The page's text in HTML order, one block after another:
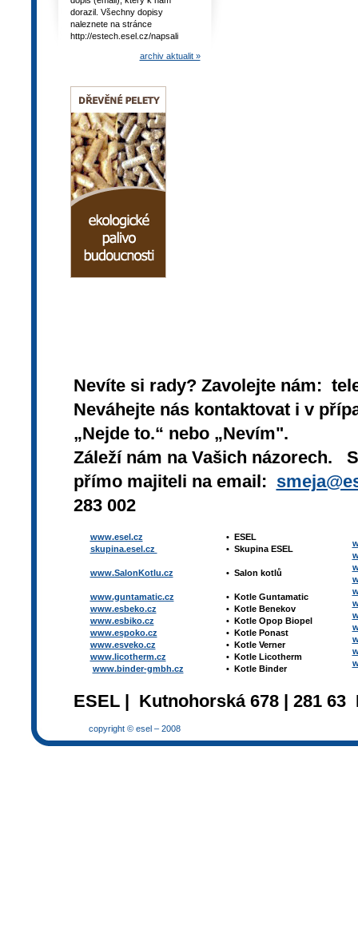
dorazil. Všechny dopisy
naleznete na stránce
http://estech.esel.cz/napsali
archiv aktualit »
Nevíte si rady? Zavolejte nám:
Neváhejte nás kontaktovat i v
„Nejde to.“ nebo „Nevím".
Záleží nám na Vašich názorech.
přímo majiteli na email:
283 002
www.esel.cz
skupina.esel.cz
www.SalonKotlu.cz
www.guntamatic.cz
www.esbeko.cz
www.esbiko.cz
www.espoko.cz
www.esveko.cz
www.licotherm.cz
www.binder-gmbh.cz
• ESEL
• Skupina ESEL
• Salon kotlů
• Kotle Guntamatic
• Kotle Benekov
• Kotle Opop Biopel
• Kotle Ponast
• Kotle Verner
• Kotle Licotherm
• Kotle Binder
ESEL | Kutnohorská 678 | 281
copyright © esel – 2008